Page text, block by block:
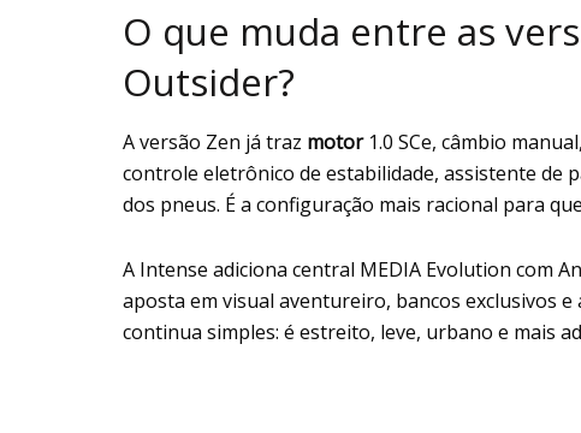
O que muda entre as
Outsider?
A versão Zen já traz motor1.0 SCe, câmbio
controle eletrônico de estabilidade, assistente de
dos pneus. É a configuração mais racional para
A Intense adiciona central MEDIA Evolution com
aposta em visual aventureiro, bancos exclusivos
continua simples: é estreito, leve, urbano e mais